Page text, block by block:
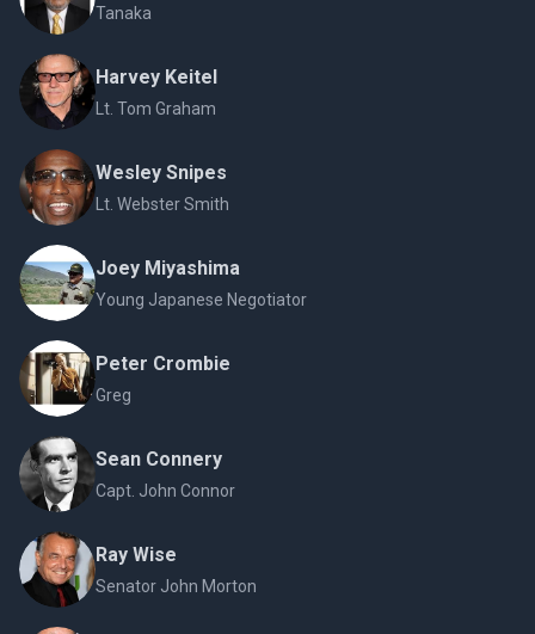
Tanaka
Harvey Keitel
Lt. Tom Graham
Wesley Snipes
Lt. Webster Smith
Joey Miyashima
Young Japanese Negotiator
Peter Crombie
Greg
Sean Connery
Capt. John Connor
Ray Wise
Senator John Morton